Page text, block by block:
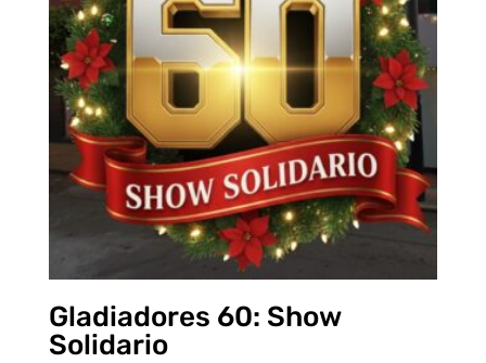
Gladiadores 60: Show
Solidario